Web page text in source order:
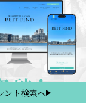
ント検索へ